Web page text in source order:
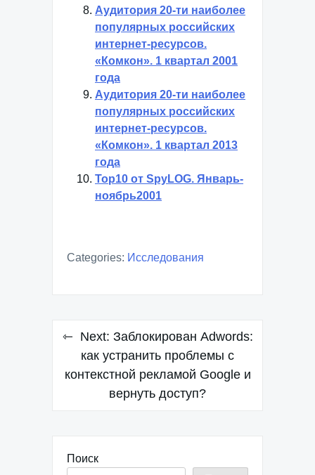
Аудитория 20-ти наиболее
популярных российских
интернет-ресурсов.
«Комкон». 1 квартал 2001
года
Аудитория 20-ти наиболее
популярных российских
интернет-ресурсов.
«Комкон». 1 квартал 2013
года
Top10 от SpyLOG. Январь-
ноябрь2001
Categories: Исследования
Навигация
записям
Next: Заблокирован Adwords:
как устранить проблемы с
контекстной рекламой Google и
вернуть доступ?
Поиск